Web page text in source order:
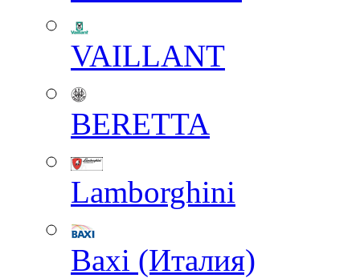
VAILLANT
BERETTA
Lamborghini
Baxi (Италия)